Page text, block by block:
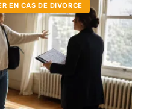
EN CAS DE DIVORCE